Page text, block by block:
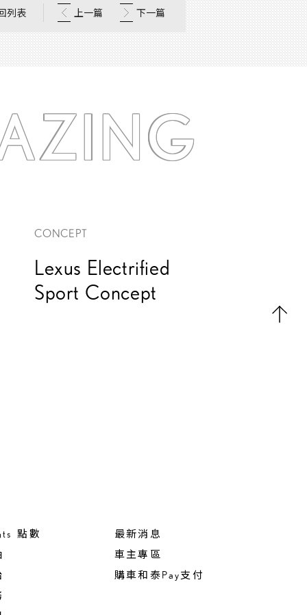
列表 上一篇 下一篇
CONCEPT
Lexus Electrified
Sport Concept
點數
最新消息
車主專區
購車和泰Pay支付